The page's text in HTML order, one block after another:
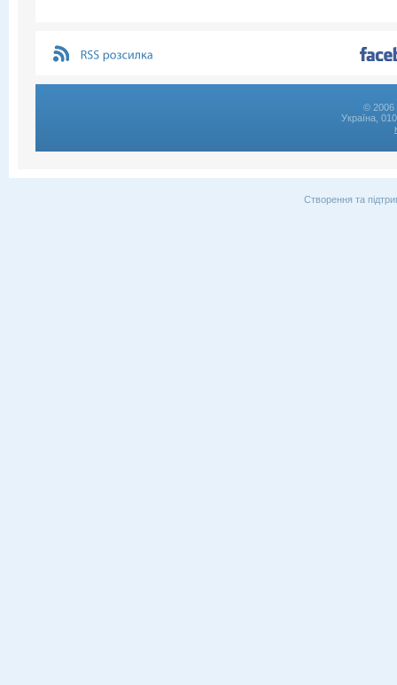
© 2006
Україна,
Створення та